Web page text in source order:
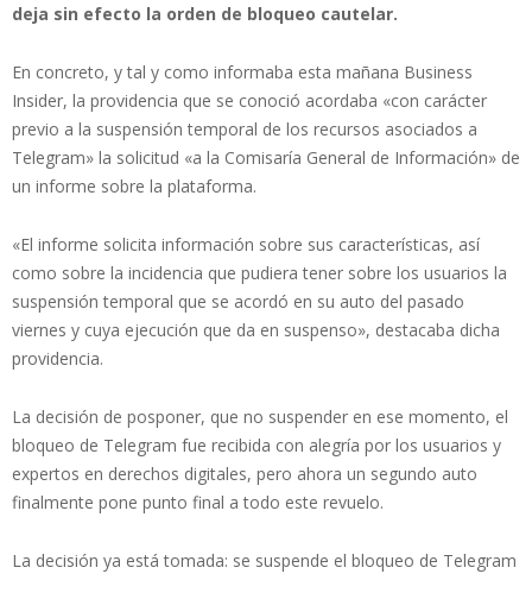
deja sin efecto la orden de bloqueo cautelar.
En concreto, y tal y como informaba esta mañana Business
Insider, la providencia que se conoció acordaba «con carácter
previo a la suspensión temporal de los recursos asociados a
Telegram» la solicitud «a la Comisaría General de Información» de
un informe sobre la plataforma.
«El informe solicita información sobre sus características, así
como sobre la incidencia que pudiera tener sobre los usuarios la
suspensión temporal que se acordó en su auto del pasado
viernes y cuya ejecución que da en suspenso», destacaba dicha
providencia.
La decisión de posponer, que no suspender en ese momento, el
bloqueo de Telegram fue recibida con alegría por los usuarios y
expertos en derechos digitales, pero ahora un segundo auto
finalmente pone punto final a todo este revuelo.
La decisión ya está tomada: se suspende el bloqueo de Telegram